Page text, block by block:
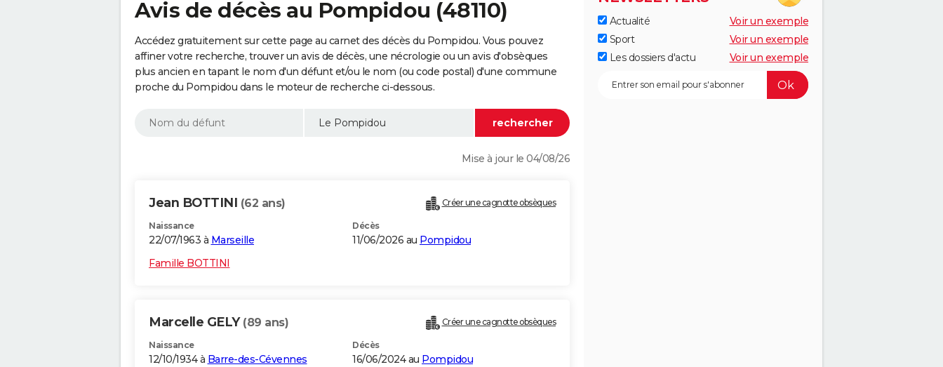
Avis de décès au Pompidou (48110)
Accédez gratuitement sur cette page au carnet des décès du Pompidou. Vous pouvez
affiner votre recherche, trouver un avis de décès, une nécrologie ou un avis d'obsèques
plus ancien en tapant le nom d'un défunt et/ou le nom (ou code postal) d'une commune
proche du Pompidou dans le moteur de recherche ci-dessous.
Mise à jour le 04/08/26
Jean BOTTINI (62 ans) Créer une cagnotte obsèques
Naissance
22/07/1963 à Marseille
Décès
11/06/2026 au Pompidou
Famille BOTTINI
Marcelle GELY (89 ans) Créer une cagnotte obsèques
Naissance
12/10/1934 à Barre-des-Cévennes
Décès
16/06/2024 au Pompidou
Actualité
Voir un exemple
Sport
Voir un exemple
Les dossiers d'actu
Voir un exemple